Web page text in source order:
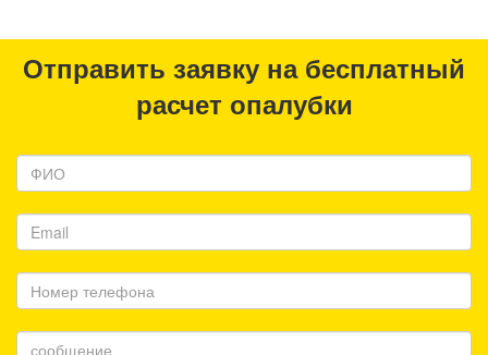
Отправить заявку на бесплатный
расчет опалубки